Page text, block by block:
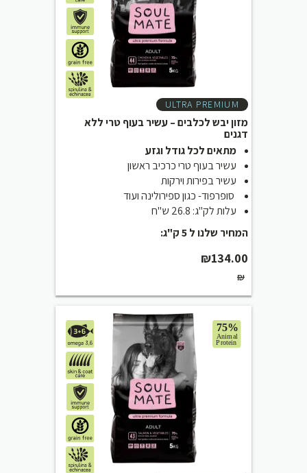
ULTRA PREMIUM
מזון יבש לכלבים – עשיר בעוף טרי ללא
דגנים
מתאים לכל גודל וגזע
עשיר בעוף טרי כרכיב ראשון
עשיר בפירות וירקות
סופרפוד- כגון ספירולינה ועוד
עלות לק"ג: 26.8 ש"ח
המחיר שלנו ל 5 ק"ג:
₪134.00
₪